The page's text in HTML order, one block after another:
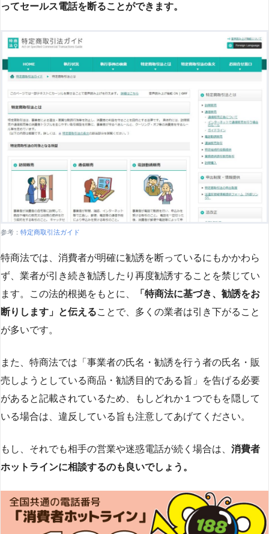
ってセールス電話を断ることができます。
参考： 特定商取引法ガイド
特商法では、消費者が明確に勧誘を断っているにもかかわら
ず、業者が引き続き勧誘したり再度勧誘することを禁じてい
ます。この法的根拠をもとに、
「特商法に基づき、勧誘をお
断りします」と伝えることで、多くの業者は引き下がること
が多いです​​。
また、特商法では「事業者の氏名・勧誘を行う者の氏名・販
売しようとしている商品・勧誘目的である旨」を告げる必要
があると記載されているため、もしどれか１つでもを隠して
いる場合は、違反している旨も注意してあげてください。
もし、それでも相手の営業や迷惑電話が続く場合は、 消費者
ホットラインに相談するのも良いでしょう。